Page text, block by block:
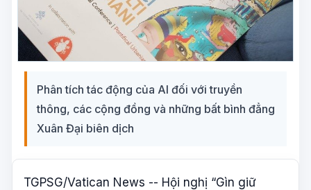
Phân tích tác động của AI đối với truyền
thông, các cộng đồng và những bất bình đẳng
Xuân Đại biên dịch
TGPSG/Vatican News -- Hội nghị “Gìn giữ